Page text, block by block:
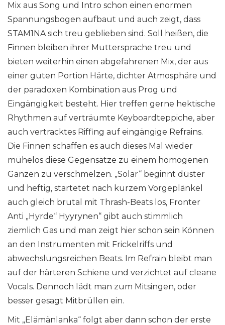
Mix aus Song und Intro schon einen enormen
Spannungsbogen aufbaut und auch zeigt, dass
STAM1NA sich treu geblieben sind. Soll heißen, die
Finnen bleiben ihrer Muttersprache treu und
bieten weiterhin einen abgefahrenen Mix, der aus
einer guten Portion Härte, dichter Atmosphäre und
der paradoxen Kombination aus Prog und
Eingängigkeit besteht. Hier treffen gerne hektische
Rhythmen auf verträumte Keyboardteppiche, aber
auch vertracktes Riffing auf eingängige Refrains.
Die Finnen schaffen es auch dieses Mal wieder
mühelos diese Gegensätze zu einem homogenen
Ganzen zu verschmelzen. „Solar“ beginnt düster
und heftig, startetet nach kurzem Vorgeplänkel
auch gleich brutal mit Thrash-Beats los, Fronter
Anti „Hyrde“ Hyyrynen“ gibt auch stimmlich
ziemlich Gas und man zeigt hier schon sein Können
an den Instrumenten mit Frickelriffs und
abwechslungsreichen Beats. Im Refrain bleibt man
auf der härteren Schiene und verzichtet auf cleane
Vocals. Dennoch lädt man zum Mitsingen, oder
besser gesagt Mitbrüllen ein.
Mit „Elämänlanka“ folgt aber dann schon der erste